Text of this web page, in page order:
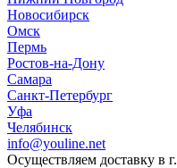
Новосибирск
Омск
Пермь
Ростов-на-Дону
Самара
Санкт-Петербург
Уфа
Челябинск
info@youline.net
Осуществляем доставку в г.